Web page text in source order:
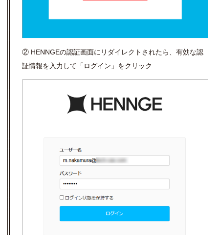
② HENNGEの認証画面にリダイレクトされたら、有効な認
証情報を入力して「ログイン」をクリック